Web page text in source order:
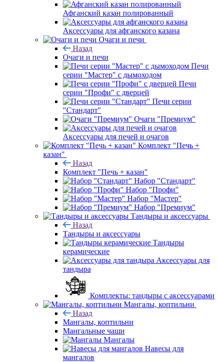
Афганский казан полированный
Аксессуары для афганского казана
Очаги и печи
Назад
Очаги и печи
Печи
серии "Мастер" с дымоходом
Печи
серии "Профи" с дверцей
Печи серии
"Стандарт"
Очаги "Премиум"
Аксессуары для печей и очагов
Комплект "Печь +
казан"
Назад
Комплект "Печь + казан"
Набор "Стандарт"
Набор "Профи"
Набор "Мастер"
Набор "Премиум"
Тандыры и аксессуары
Назад
Тандыры и аксессуары
Тандыры
керамические
Аксессуары для
тандыра
Комплекты: тандыры с аксессуарами
Мангалы, коптильни
Назад
Мангалы, коптильни
Мангальные чаши
Мангалы
Навесы для
мангалов